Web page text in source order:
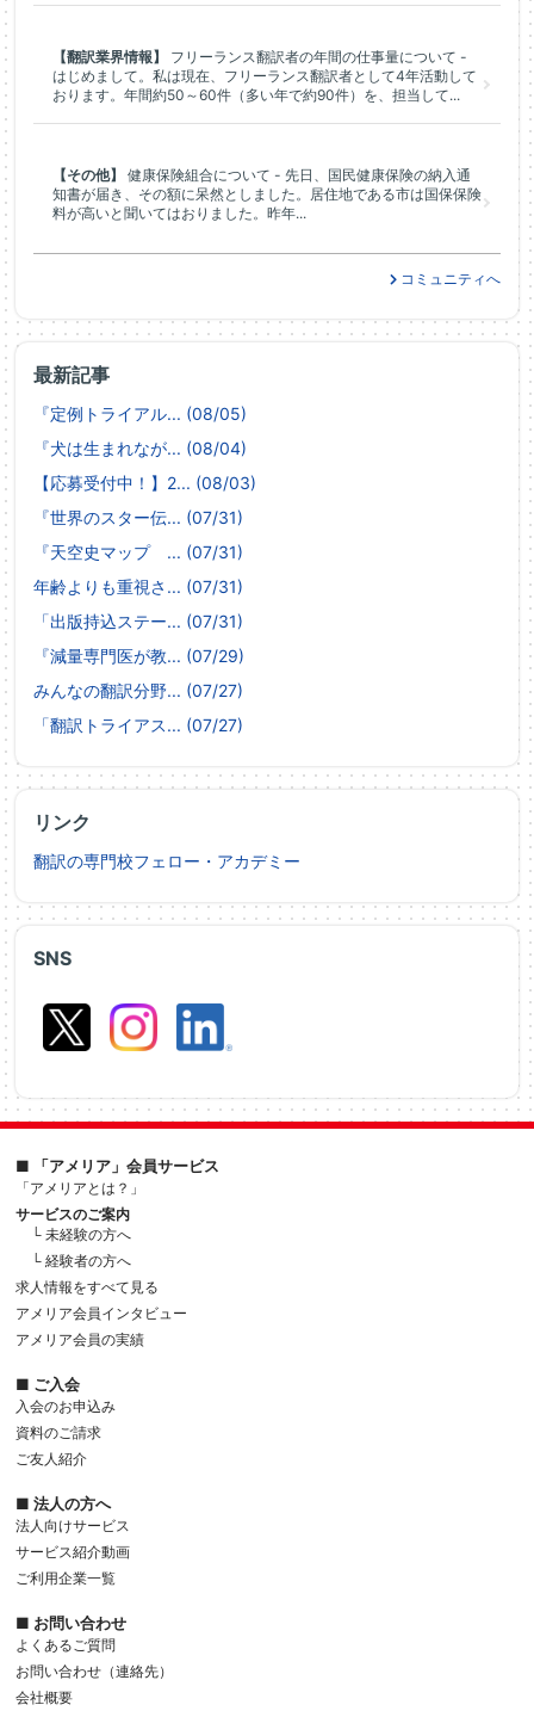
SNS
最新記事
『定例トライアル... (08/05)
『犬は生まれなが... (08/04)
【応募受付中！】2... (08/03)
『世界のスター伝... (07/31)
『天空史マップ ... (07/31)
年齢よりも重視さ... (07/31)
「出版持込ステー... (07/31)
『減量専門医が教... (07/29)
みんなの翻訳分野... (07/27)
「翻訳トライアス... (07/27)
リンク
翻訳の専門校フェロー・アカデミー
【翻訳業界情報】
フリーランス翻訳者の年間の仕事量について -
はじめまして。私は現在、フリーランス翻訳者として4年活動して
おります。年間約50～60件（多い年で約90件）を、担当して...
【その他】
健康保険組合について - 先日、国民健康保険の納入通
知書が届き、その額に呆然としました。居住地である市は国保保険
料が高いと聞いてはおりました。昨年...
コミュニティへ
■ 「アメリア」会員サービス
「アメリアとは？」
サービスのご案内
└ 未経験の方へ
└ 経験者の方へ
求人情報をすべて見る
アメリア会員インタビュー
アメリア会員の実績
■ ご入会
入会のお申込み
資料のご請求
ご友人紹介
■ 法人の方へ
法人向けサービス
サービス紹介動画
ご利用企業一覧
■ お問い合わせ
よくあるご質問
お問い合わせ（連絡先）
会社概要